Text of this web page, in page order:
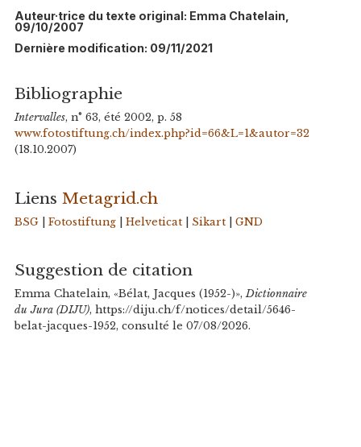
Auteur·trice du texte original: Emma Chatelain,
09/10/2007
Dernière modification: 09/11/2021
Bibliographie
Intervalles, n° 63, été 2002, p. 58
www.fotostiftung.ch/index.php?id=66&L=1&autor=32
(18.10.2007)
Liens Metagrid.ch
BSG| Fotostiftung| Helveticat| Sikart| GND
Suggestion de citation
Emma Chatelain, «Bélat, Jacques (1952-)», Dictionnaire
du Jura (DIJU), https://diju.ch/f/notices/detail/5646-
belat-jacques-1952, consulté le 07/08/2026.